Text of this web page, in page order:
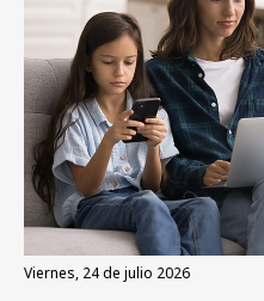
viernes, 24 de julio 2026